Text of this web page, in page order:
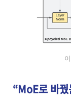
“MoE로 바꿨